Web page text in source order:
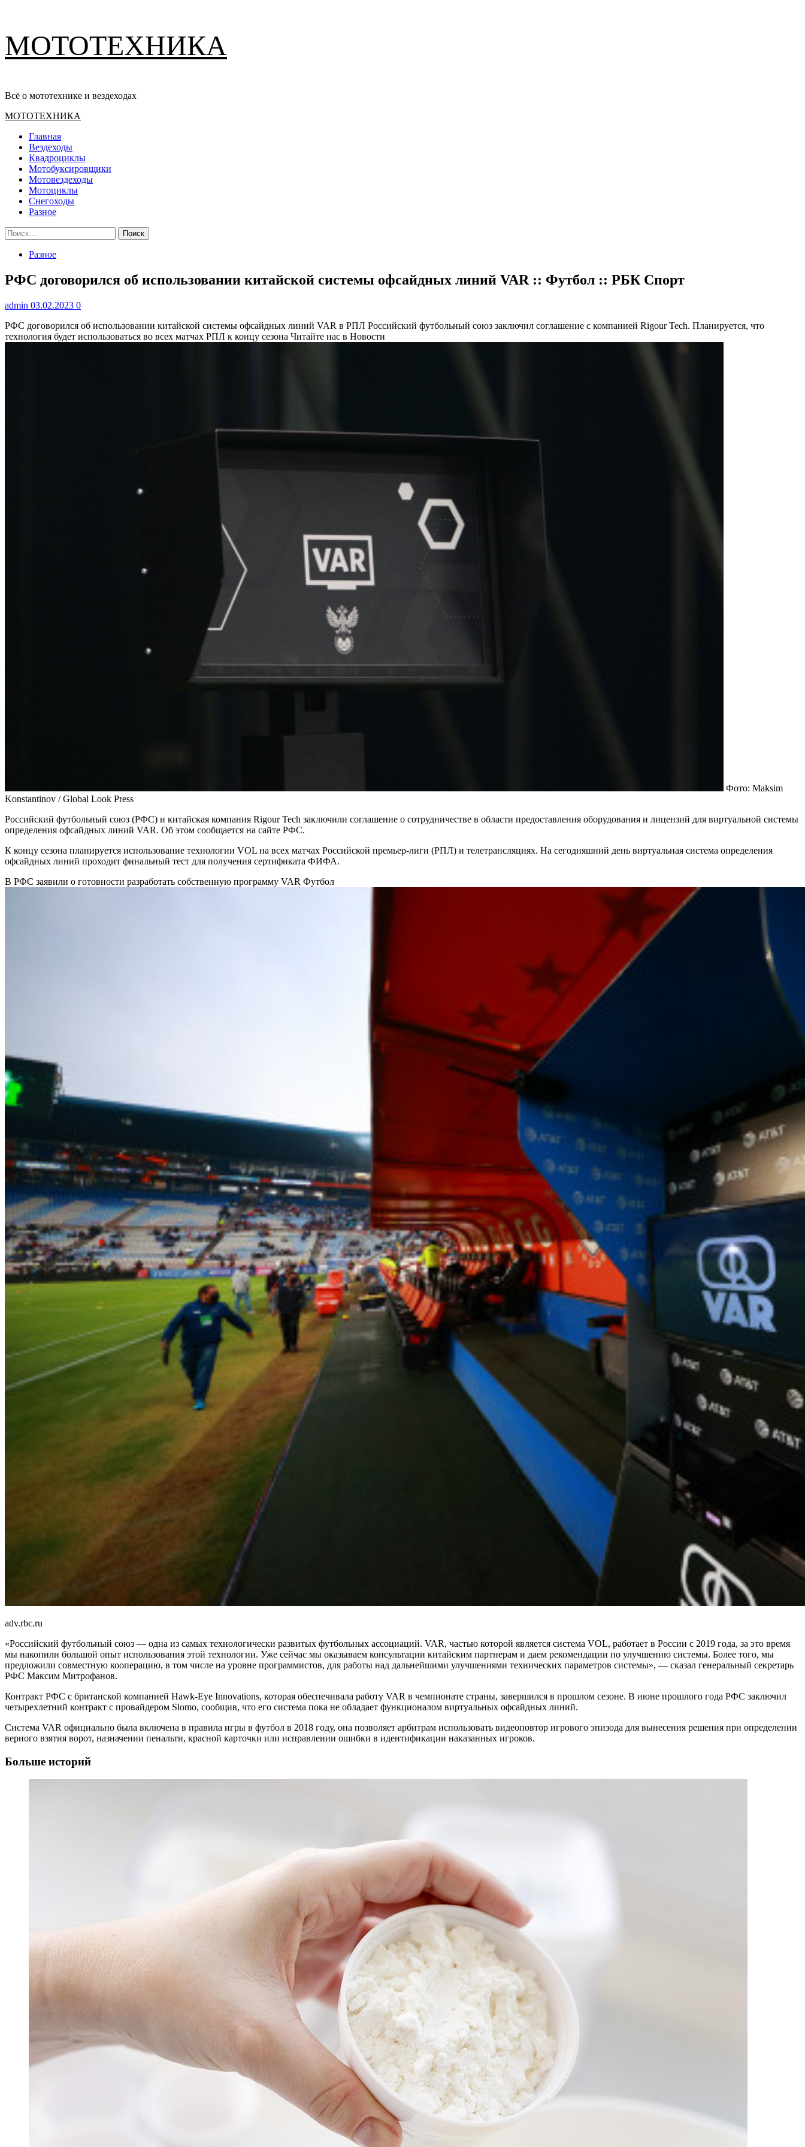
содержимому
МОТОТЕХНИКА
Всё о мототехнике и вездеходах
Основное
МОТОТЕХНИКА
Главная
Вездеходы
Квадроциклы
Мотобуксировщики
Мотовездеходы
Мотоциклы
Снегоходы
Разное
Найти:
Разное
РФС договорился об использовании китайской системы офсайдных линий VAR :: Футбол :: РБК Спорт
admin 03.02.2023 0
РФС договорился об использовании китайской системы офсайдных линий VAR в РПЛ Российский футбольный союз заключил соглашение с компанией Rigour Tech. Планируется, что
технология будет использоваться во всех матчах РПЛ к концу сезона Читайте нас в Новости
Фото: Maksim
Konstantinov / Global Look Press
Российский футбольный союз (РФС) и китайская компания Rigour Tech заключили соглашение о сотрудничестве в области предоставления оборудования и лицензий для виртуальной системы
определения офсайдных линий VAR. Об этом сообщается на сайте РФС.
К концу сезона планируется использование технологии VOL на всех матчах Российской премьер-лиги (РПЛ) и телетрансляциях. На сегодняшний день виртуальная система определения
офсайдных линий проходит финальный тест для получения сертификата ФИФА.
В РФС заявили о готовности разработать собственную программу VAR Футбол
adv.rbc.ru
«Российский футбольный союз — одна из самых технологически развитых футбольных ассоциаций. VAR, частью которой является система VOL, работает в России с 2019 года, за это время
мы накопили большой опыт использования этой технологии. Уже сейчас мы оказываем консультации китайским партнерам и даем рекомендации по улучшению системы. Более того, мы
предложили совместную кооперацию, в том числе на уровне программистов, для работы над дальнейшими улучшениями технических параметров системы», — сказал генеральный секретарь
РФС Максим Митрофанов.
Контракт РФС с британской компанией Hawk-Eye Innovations, которая обеспечивала работу VAR в чемпионате страны, завершился в прошлом сезоне. В июне прошлого года РФС заключил
четырехлетний контракт с провайдером Slomo, сообщив, что его система пока не обладает функционалом виртуальных офсайдных линий.
Система VAR официально была включена в правила игры в футбол в 2018 году, она позволяет арбитрам использовать видеоповтор игрового эпизода для вынесения решения при определении
верного взятия ворот, назначении пенальти, красной карточки или исправлении ошибки в идентификации наказанных игроков.
Больше историй